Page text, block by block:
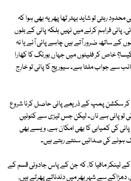
رہتی تو شاید بہتر تھا پھر یہ بھی ہوا کہ
پانی فراہم کرنے میں نہیں بلکہ پانی کے بلوں
کے ساتھ ضرور آتے ہیں چاہے پانی آئے یا نہ
خاص کر فلیٹوں میں جہاں بورنگ کا کھارا
سے جواب ملتا ہے۔ سیوریج کا پانی تو خارج
کر سکشن پمپ کے ذریعے پانی حاصل کرنا شروع
تو پانی ہے ناں۔ لیکن جس تیزی سے کنوئیں
کی کمیابی کا بھی امکان ہے، ویسے بھی
کی صدائیں سنتے رہتے ہیں۔
ٹینکر مافیا کا، کہ جن کے پاس جادوئی قسم کے
سے شہر بھر میں دندناتے پھرتے ہیں،